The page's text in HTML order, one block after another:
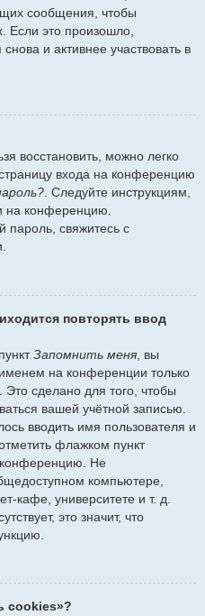
сообщения, чтобы
Если это произошло,
и активнее участвовать в
восстановить, можно легко
входа на конференцию
. Следуйте инструкциям,
на конференцию.
пароль, свяжитесь с
повторять ввод
Запомнить меня , вы
на конференции только
сделано для того, чтобы
вашей учётной записью.
вводить имя пользователя и
флажком пункт
Не
компьютере,
кафе, университете и т. д.
это значит, что
cookies»?